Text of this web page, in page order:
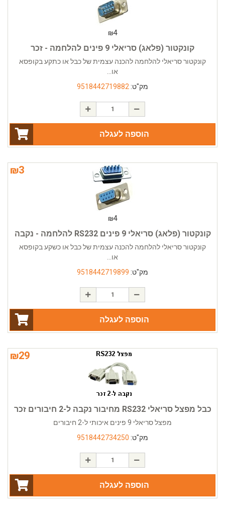
₪4
קונקטור (פלאג) סריאלי 9 פינים להלחמה - זכר
קונקטור סריאלי להלחמה להכנה עצמית של כבל או כתקע בקופסא
או...
מק"ט: 9518442719882
הוספה לעגלה
₪3
₪4
קונקטור (פלאג) סריאלי 9 פינים RS232 להלחמה - נקבה
קונקטור סריאלי להלחמה להכנה עצמית של כבל או כשקע בקופסא
או...
מק"ט: 9518442719899
הוספה לעגלה
₪29
כבל מפצל סריאלי RS232 מחיבור נקבה ל-2 חיבורים זכר
מפצל סריאלי 9 פינים איכותי ל-2 חיבורים
מק"ט: 9518442734250
הוספה לעגלה